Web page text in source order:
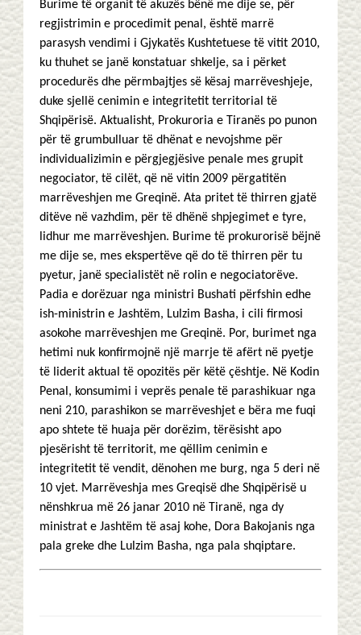
Burime të organit të akuzës bënë me dije se, për
regjistrimin e procedimit penal, është marrë
parasysh vendimi i Gjykatës Kushtetuese të vitit 2010,
ku thuhet se janë konstatuar shkelje, sa i përket
procedurës dhe përmbajtjes së kësaj marrëveshjeje,
duke sjellë cenimin e integritetit territorial të
Shqipërisë. Aktualisht, Prokuroria e Tiranës po punon
për të grumbulluar të dhënat e nevojshme për
individualizimin e përgjegjësive penale mes grupit
negociator, të cilët, që në vitin 2009 përgatitën
marrëveshjen me Greqinë. Ata pritet të thirren gjatë
ditëve në vazhdim, për të dhënë shpjegimet e tyre,
lidhur me marrëveshjen. Burime të prokurorisë bëjnë
me dije se, mes ekspertëve që do të thirren për tu
pyetur, janë specialistët në rolin e negociatorëve.
Padia e dorëzuar nga ministri Bushati përfshin edhe
ish-ministrin e Jashtëm, Lulzim Basha, i cili firmosi
asokohe marrëveshjen me Greqinë. Por, burimet nga
hetimi nuk konfirmojnë një marrje të afërt në pyetje
të liderit aktual të opozitës për këtë çështje. Në Kodin
Penal, konsumimi i veprës penale të parashikuar nga
neni 210, parashikon se marrëveshjet e bëra me fuqi
apo shtete të huaja për dorëzim, tërësisht apo
pjesërisht të territorit, me qëllim cenimin e
integritetit të vendit, dënohen me burg, nga 5 deri në
10 vjet. Marrëveshja mes Greqisë dhe Shqipërisë u
nënshkrua më 26 janar 2010 në Tiranë, nga dy
ministrat e Jashtëm të asaj kohe, Dora Bakojanis nga
pala greke dhe Lulzim Basha, nga pala shqiptare.